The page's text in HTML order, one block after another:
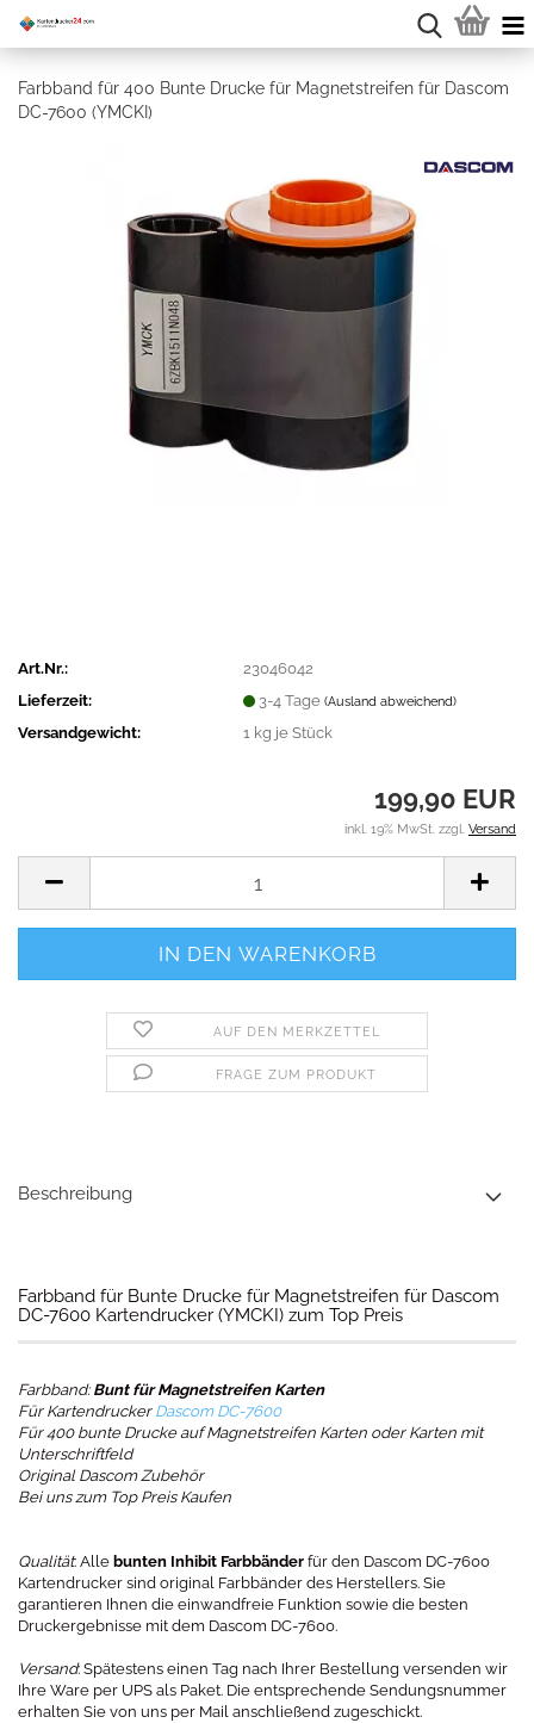
Farbband für 400 Bunte Drucke für Magnetstreifen für Dascom
DC-7600 (YMCKI)
Art.Nr.:
23046042
Lieferzeit:
3-4 Tage(Ausland abweichend)
Versandgewicht: 1 kg je Stück
199,90 EUR
inkl. 19% MwSt. zzgl. Versand
AUF DEN MERKZETTEL
FRAGE ZUM PRODUKT
Beschreibung
Farbband für Bunte Drucke für Magnetstreifen für Dascom
DC-7600 Kartendrucker (YMCKI) zum Top Preis
Farbband:Bunt für Magnetstreifen Karten
Für Kartendrucker Dascom DC-7600
Für 400 bunte Drucke auf Magnetstreifen Karten oder Karten mit
Unterschriftfeld
Original Dascom Zubehör
Bei uns zum Top Preis Kaufen
Qualität: Alle bunten Inhibit Farbbänder für den Dascom DC-7600
Kartendrucker sind original Farbbänder des Herstellers. Sie
garantieren Ihnen die einwandfreie Funktion sowie die besten
Druckergebnisse mit dem Dascom DC-7600.
Versand: Spätestens einen Tag nach Ihrer Bestellung versenden wir
Ihre Ware per UPS als Paket. Die entsprechende Sendungsnummer
erhalten Sie von uns per Mail anschließend zugeschickt.